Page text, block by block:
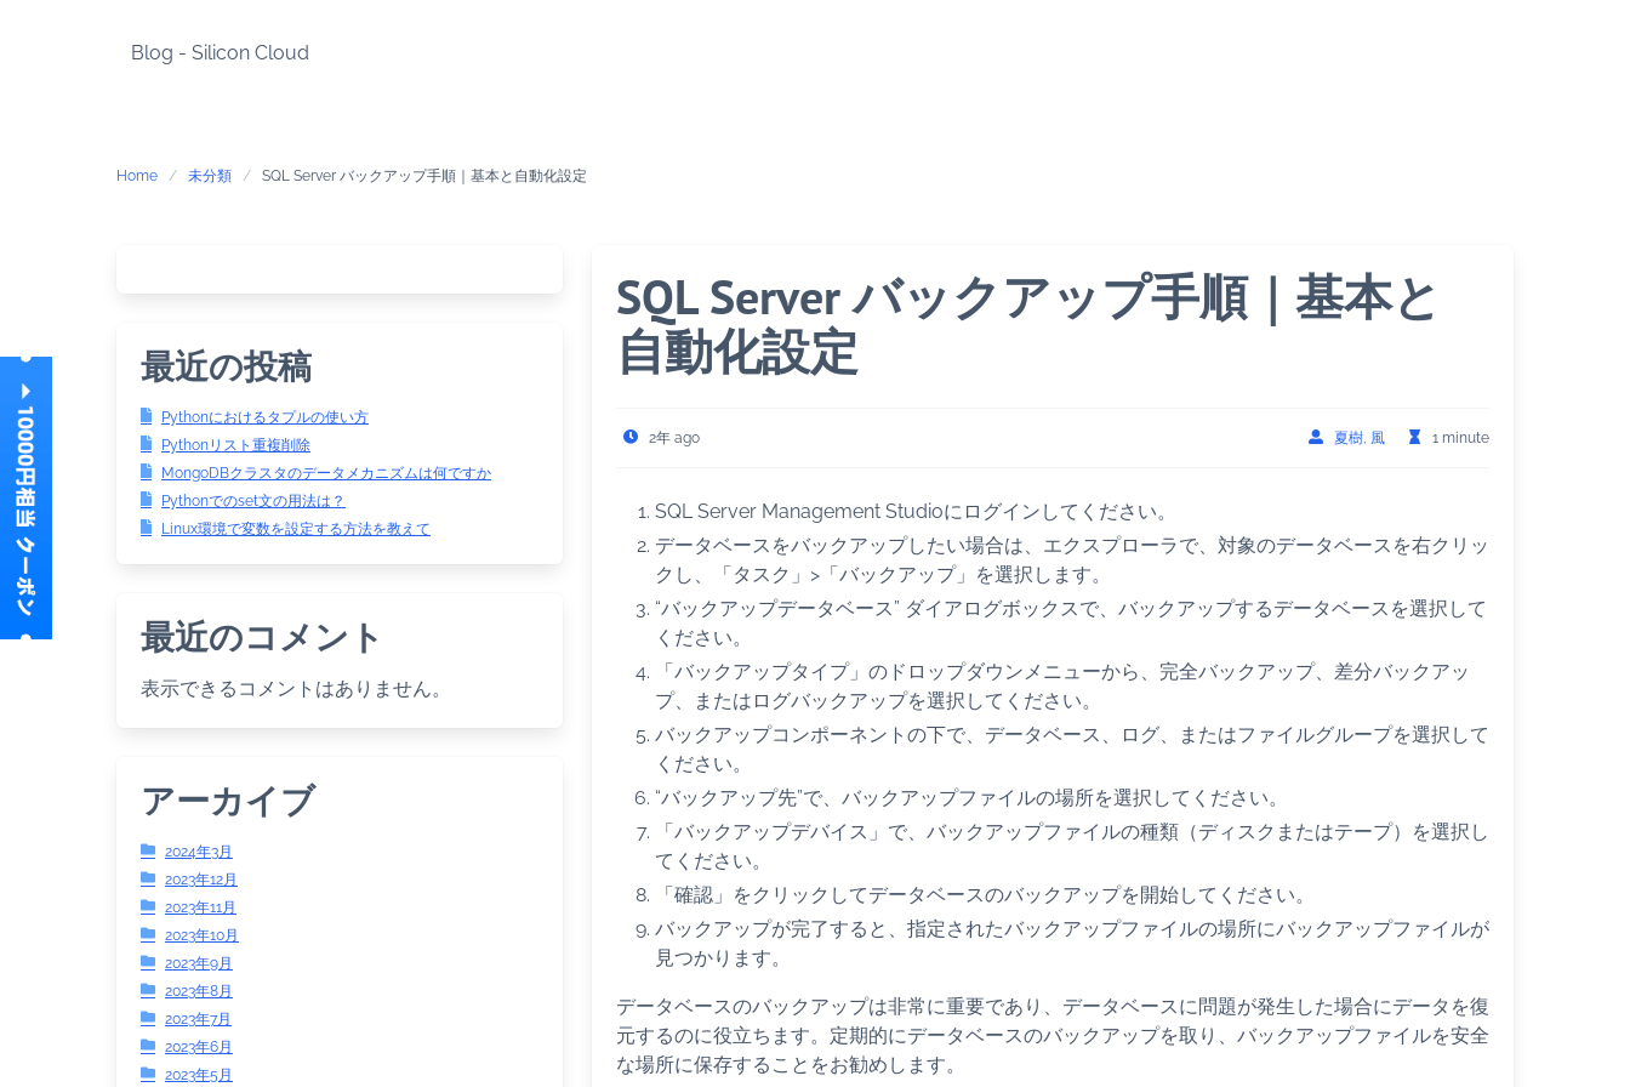
Blog - Silicon Cloud
Home 未分類 SQL Server バックアップ手順｜基本と自動化設定
最近の投稿
Pythonにおけるタプルの使い方
Pythonリスト重複削除
MongoDBクラスタのデータメカニズムは何ですか
Pythonでのset文の用法は？
Linux環境で変数を設定する方法を教えて
最近のコメント
表示できるコメントはありません。
アーカイブ
2024年3月
2023年12月
2023年11月
2023年10月
2023年9月
2023年8月
2023年7月
2023年6月
2023年5月
SQL Server バックアップ手順｜基本と
自動化設定
2年 ago 夏樹, 風 1 minute
SQL Server Management Studioにログインしてください。
データベースをバックアップしたい場合は、エクスプローラで、対象のデータベースを右クリッ
クし、「タスク」>「バックアップ」を選択します。
“バックアップデータベース” ダイアログボックスで、バックアップするデータベースを選択して
ください。
「バックアップタイプ」のドロップダウンメニューから、完全バックアップ、差分バックアッ
プ、またはログバックアップを選択してください。
バックアップコンポーネントの下で、データベース、ログ、またはファイルグループを選択して
ください。
“バックアップ先”で、バックアップファイルの場所を選択してください。
「バックアップデバイス」で、バックアップファイルの種類（ディスクまたはテープ）を選択し
てください。
「確認」をクリックしてデータベースのバックアップを開始してください。
バックアップが完了すると、指定されたバックアップファイルの場所にバックアップファイルが
見つかります。
データベースのバックアップは非常に重要であり、データベースに問題が発生した場合にデータを復
元するのに役立ちます。定期的にデータベースのバックアップを取り、バックアップファイルを安全
な場所に保存することをお勧めします。